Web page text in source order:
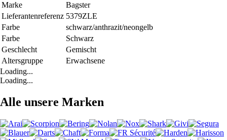
Marke
Bagster
Lieferantenreferenz 5379ZLE
Farbe
schwarz/anthrazit/neongelb
Farbe
Schwarz
Geschlecht
Gemischt
Altersgruppe
Erwachsene
Loading...
Loading...
Alle unsere Marken